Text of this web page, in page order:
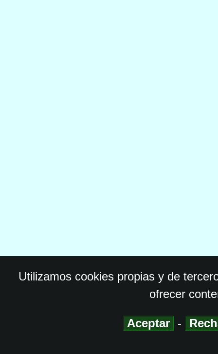
Utilizamos cookies propias y de
ofrecer
Aceptar -